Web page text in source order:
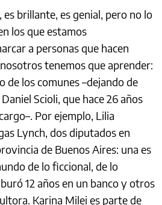
brillante, es genial, pero no lo
los que estamos
a personas que hacen
tenemos que aprender:
de los comunes –dejando de
Scioli, que hace 26 años
Por ejemplo, Lilia
Lynch, dos diputados en
de Buenos Aires: una es
de lo ficcional, de lo
12 años en un banco y otros
Karina Milei es parte de